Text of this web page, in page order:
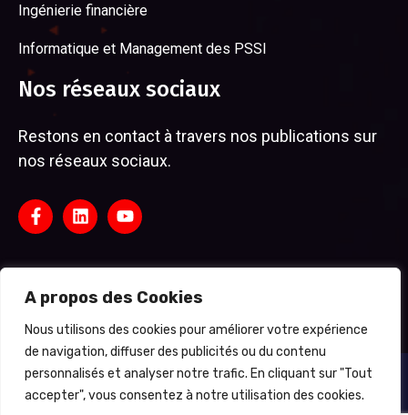
A propos des Cookies
Nous utilisons des cookies pour améliorer votre expérience
de navigation, diffuser des publicités ou du contenu
personnalisés et analyser notre trafic. En cliquant sur "Tout
accepter", vous consentez à notre utilisation des cookies.
Ingénierie financière
Informatique et Management des PSSI
Nos réseaux sociaux
Restons en contact à travers nos publications sur
nos réseaux sociaux.
LeRéflexe: nous sommes au Bénin, Côte d’ivoire, Mali, Guinée
Conakry, Niger, Burkina Faso, Tchad, Togo